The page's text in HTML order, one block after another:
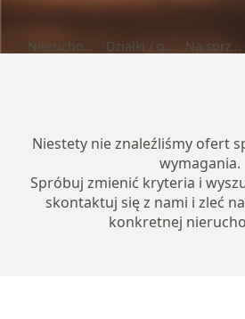
Nieruchomości Działki / grunty Na sprzedaż
Niestety nie znaleźliśmy ofert
wymagania.
Spróbuj zmienić kryteria i
skontaktuj się z nami i zleć
konkretnej